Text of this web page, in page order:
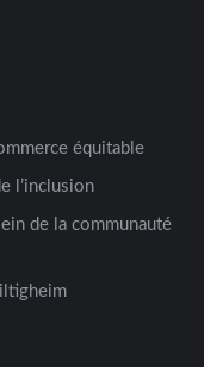
équitable
l’inclusion
de la communauté